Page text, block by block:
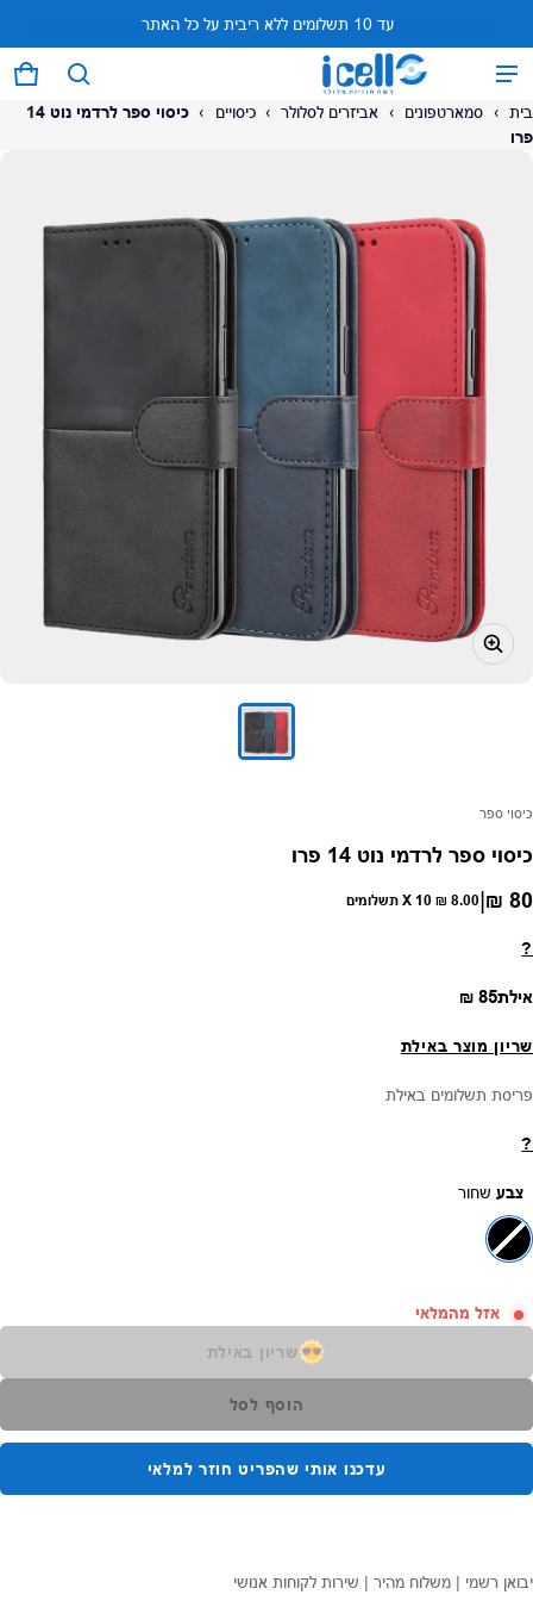
עד 10 תשלומים ללא ריבית על כל האתר
0 פריטים
המוצר נוסף לעגלה
לתשלום
בית › סמארטפונים › אביזרים לסלולר › כיסויים ›
כיסוי ספר לרדמי נוט 14
פרו
ספק:
כיסוי ספר
כיסוי ספר לרדמי נוט 14 פרו
מחיר רגיל
80 ₪
|
8.00 ₪ X 10 תשלומים
?
אילתמחיר רגיל
85 ₪
שריון מוצר באילת
פריסת תשלומים באילת
?
צבע שחור
אזל מהמלאי
שריון באילת
הוסף לסל
עדכנו אותי שהפריט חוזר למלאי
יבואן רשמי | משלוח מהיר | שירות לקוחות אנושי
המוצר